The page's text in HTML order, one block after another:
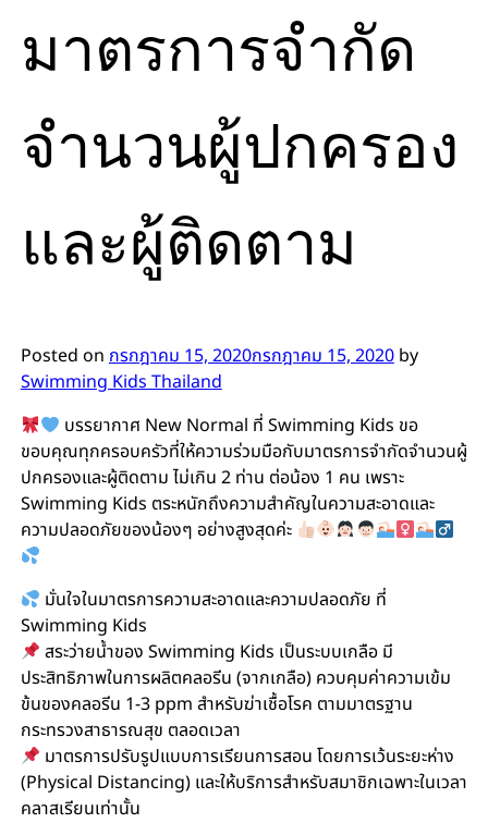
มาตรการจำกัด
จำนวนผู้ปกครอง
และผู้ติดตาม
Posted onกรกฎาคม 15, 2020กรกฎาคม 15, 2020by
Swimming Kids Thailand
บรรยากาศ New Normal ที่ Swimming Kids ขอ
ขอบคุณทุกครอบครัวที่ให้ความร่วมมือกับมาตรการจำกัดจำนวนผู้
ปกครองและผู้ติดตาม ไม่เกิน 2 ท่าน ต่อน้อง 1 คน เพราะ
Swimming Kids ตระหนักถึงความสำคัญในความสะอาดและ
ความปลอดภัยของน้องๆ อย่างสูงสุดค่ะ
มั่นใจในมาตรการความสะอาดและความปลอดภัย ที่
Swimming Kids
สระว่ายน้ำของ Swimming Kids เป็นระบบเกลือ มี
ประสิทธิภาพในการผลิตคลอรีน (จากเกลือ) ควบคุมค่าความเข้ม
ข้นของคลอรีน 1-3 ppm สำหรับฆ่าเชื้อโรค ตามมาตรฐาน
กระทรวงสาธารณสุข ตลอดเวลา
มาตรการปรับรูปแบบการเรียนการสอน โดยการเว้นระยะห่าง
(Physical Distancing) และให้บริการสำหรับสมาชิกเฉพาะในเวลา
คลาสเรียนเท่านั้น